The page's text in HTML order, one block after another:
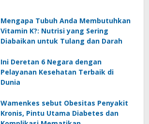
Mengapa Tubuh Anda Membutuhkan
Vitamin K?: Nutrisi yang Sering
Diabaikan untuk Tulang dan Darah
Ini Deretan 6 Negara dengan
Pelayanan Kesehatan Terbaik di
Dunia
Wamenkes sebut Obesitas Penyakit
Kronis, Pintu Utama Diabetes dan